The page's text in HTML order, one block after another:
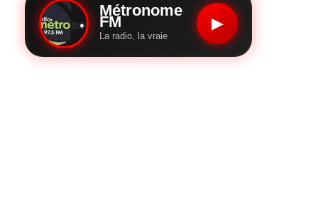
Métronome
FM
La radio, la vraie
▶